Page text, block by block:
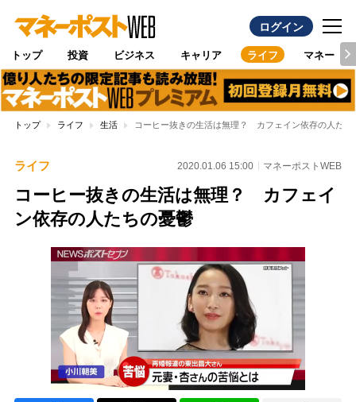
ログイン
トップ 投資 ビジネス キャリア ライフ マネー
トップ ライフ 生活 コーヒー抜きの生活は無理？ カフェイン依存の人たち
ライフ 2020.01.06 15:00 マネーポストWEB
コーヒー抜きの生活は無理？ カフェイ
ン依存の人たちの憂鬱